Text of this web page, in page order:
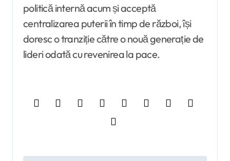
politică internă acum și acceptă
centralizarea puterii în timp de război, își
doresc o tranziție către o nouă generație de
lideri odată cu revenirea la pace.